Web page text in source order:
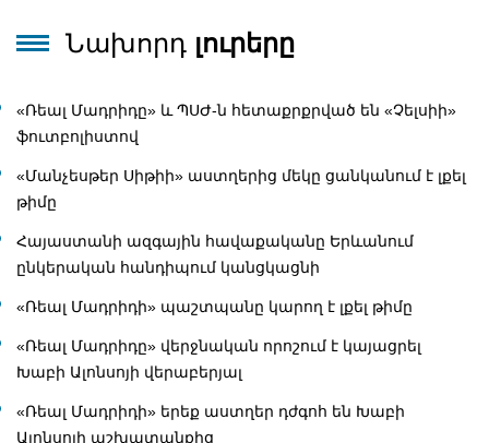
Նախորդ լուրերը
«Ռեալ Մադրիդը» և ՊՍԺ-ն հետաքրքրված են «Չելսիի»
ֆուտբոլիստով
«Մանչեսթեր Սիթիի» աստղերից մեկը ցանկանում է լքել
թիմը
Հայաստանի ազգային հավաքականը Երևանում
ընկերական հանդիպում կանցկացնի
«Ռեալ Մադրիդի» պաշտպանը կարող է լքել թիմը
«Ռեալ Մադրիդը» վերջնական որոշում է կայացրել
Խաբի Ալոնսոյի վերաբերյալ
«Ռեալ Մադրիդի» երեք աստղեր դժգոհ են Խաբի
Ալոնսոյի աշխատանքից